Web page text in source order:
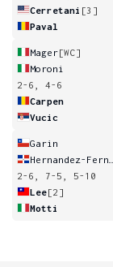
Cerretani [3]
Paval
Mager[WC]
Moroni
2-6, 4-6
Carpen
Vucic
Garin
2-6, 7-5, 5-10
Lee[2]
Motti